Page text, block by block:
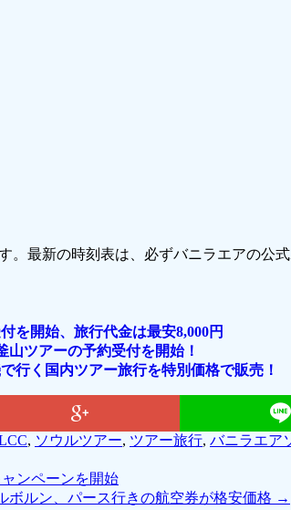
。最新の時刻表は、必ずバニラエアの公
を開始、旅行代金は最安8,000円
ツアーの予約受付を開始！
行く国内ツアー旅行を特別価格で販売！
, ソウルツアー, ツアー旅行, バニラエア
ンペーンを開始
ルン、パース行きの航空券が格安価格 →